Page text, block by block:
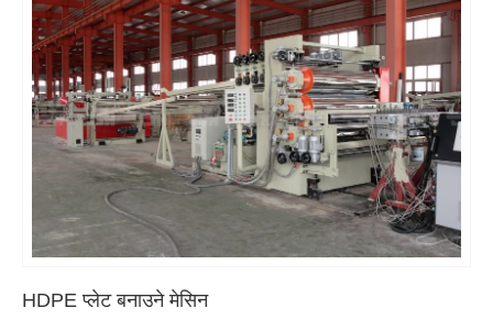
HDPE प्लेट बनाउने मेसिन